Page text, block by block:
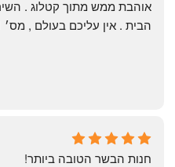
Annael Annael
9 months ago
הבית . אין עליכם בעולם , מס׳ 1 !!
חנות הבשר הטובה ביותר!